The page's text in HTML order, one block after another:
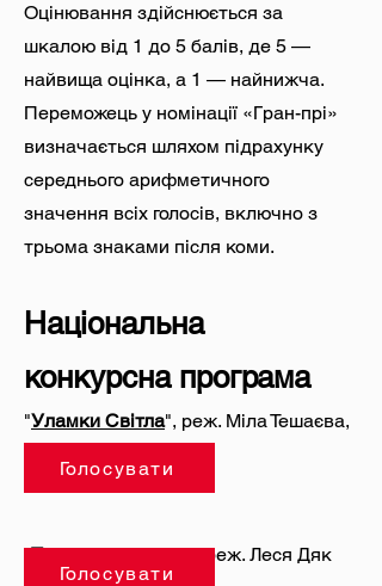
Оцінювання здійснюється за
шкалою від 1 до 5 балів, де 5 —
найвища оцінка, а 1 — найнижча.
Переможець у номінації «Гран-прі»
визначається шляхом підрахунку
середнього арифметичного
значення всіх голосів, включно з
трьома знаками після коми.
Національна
конкурсна програма
"Уламки Світла", реж. Міла Тешаєва,
"Татова колискова", реж. Леся Дяк
Голосувати
Голосувати